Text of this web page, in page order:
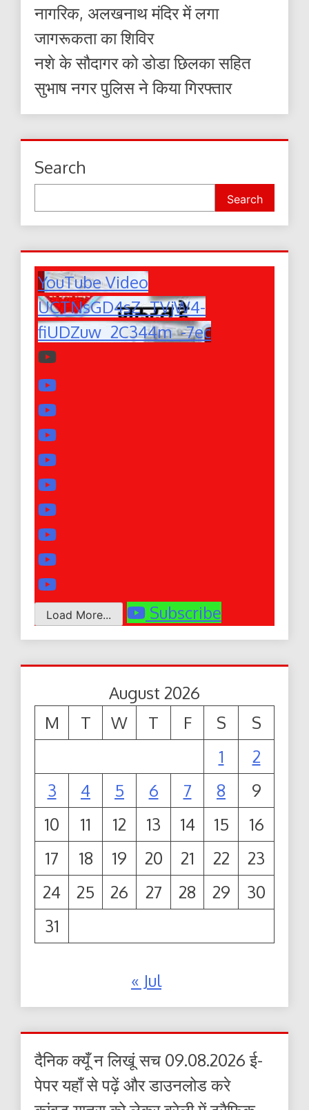
नागरिक, अलखनाथ मंदिर में लगा
जागरूकता का शिविर
नशे के सौदागर को डोडा छिलका सहित
सुभाष नगर पुलिस ने किया गिरफ्तार
Search
Search
YouTube Video
UCTNsGD4sZ_TVjW4-
fiUDZuw_2C344m_-7ec
Load More... Subscribe
August 2026
M
T W T F S
S
1
2
3
4 5 6 7 8
9
10
11 12 13 14 15
16
17
18 19 20 21 22
23
24
25 26 27 28 29
30
31
« Jul
दैनिक क्यूँ न लिखूं सच 09.08.2026 ई-
पेपर यहाँ से पढ़ें और डाउनलोड करे